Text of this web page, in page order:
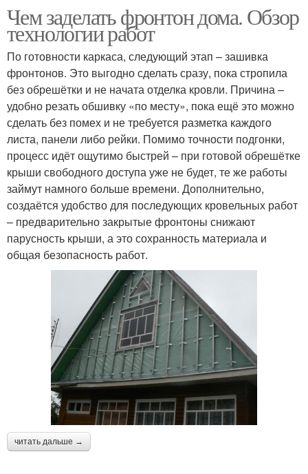
Чем заделать фронтон дома. Обзор
технологии работ
По готовности каркаса, следующий этап – зашивка
фронтонов. Это выгодно сделать сразу, пока стропила
без обрешётки и не начата отделка кровли. Причина –
удобно резать обшивку «по месту», пока ещё это можно
сделать без помех и не требуется разметка каждого
листа, панели либо рейки. Помимо точности подгонки,
процесс идёт ощутимо быстрей – при готовой обрешётке
крыши свободного доступа уже не будет, те же работы
займут намного больше времени. Дополнительно,
создаётся удобство для последующих кровельных работ
– предварительно закрытые фронтоны снижают
парусность крыши, а это сохранность материала и
общая безопасность работ.
читать дальше →